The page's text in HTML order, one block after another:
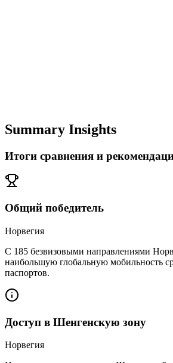
Summary Insights
Итоги сравнения и
Общий победитель
Норвегия
С 185 безвизовыми направлениями
наибольшую глобальную мобильность
паспортов.
Доступ в Шенгенскую зону
Норвегия